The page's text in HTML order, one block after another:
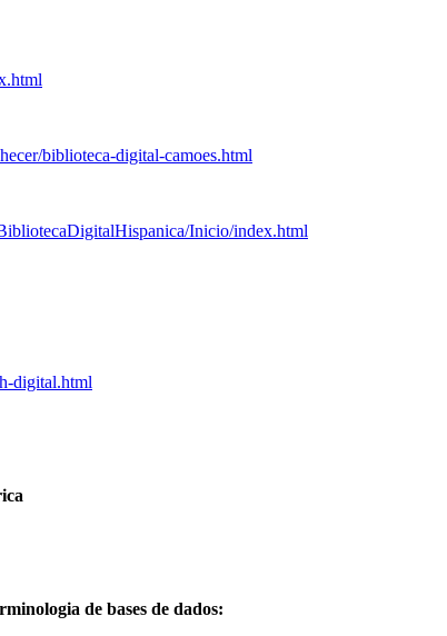
biblioteca-digital-camoes.html
Inicio/index.html
digital.html
de bases de dados: